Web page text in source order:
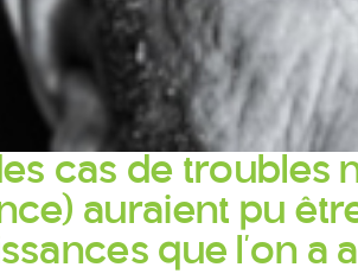
cas de troubles
auraient pu
que l’on a